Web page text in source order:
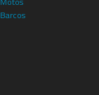
Barcos